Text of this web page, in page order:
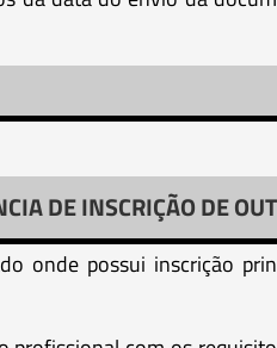
DE INSCRIÇÃO DE
onde possui inscrição